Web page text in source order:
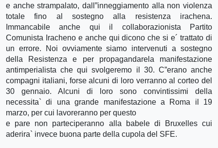
e anche strampalato, dall”inneggiamento alla non violenza
totale fino al sostegno alla resistenza irachena.
Immancabile anche qui il collaborazionista Partito
Comunista Iracheno e anche qui dicono che si e´ trattato di
un errore. Noi ovviamente siamo intervenuti a sostegno
della Resistenza e per propagandarela manifestazione
antimperialista che qui svolgeremo il 30. C”erano anche
compagni italiani, forse alcuni di loro verranno al corteo del
30 gennaio. Alcuni di loro sono convintissimi della
necessita` di una grande manifestazione a Roma il 19
marzo, per cui lavoreranno per questo
e pare non parteciperanno alla babele di Bruxelles cui
aderira` invece buona parte della cupola del SFE.